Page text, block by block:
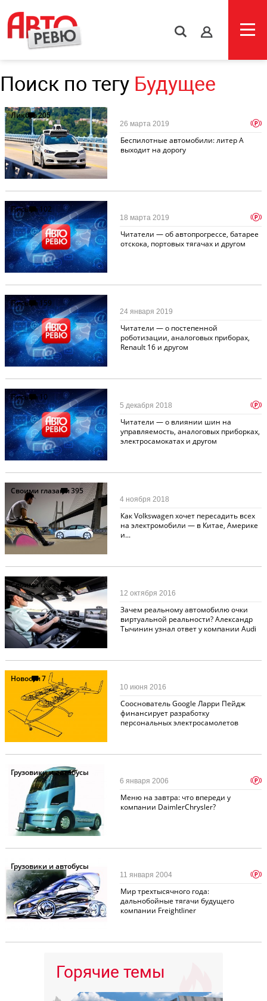
s
Поиск по тегу Будущее
Ликбез205
Беспилотные автомобили: литер А
выходит на дорогу
26 марта 2019 p
Письма102
Читатели — об автопрогрессе, батарее
отскока, портовых тягачах и другом
18 марта 2019 p
Письма159
Читатели — о постепенной
роботизации, аналоговых приборах,
Renault 16 и другом
24 января 2019
Письма10
Читатели — о влиянии шин на
управляемость, аналоговых приборках,
электросамокатах и другом
5 декабря 2018 p
Своими глазами395
Как Volkswagen хочет пересадить всех
на электромобили — в Китае, Америке
и...
4 ноября 2018
Своими глазами85
Зачем реальному автомобилю очки
виртуальной реальности? Александр
Тычинин узнал ответ у компании Audi
12 октября 2016
Новости7
Сооснователь Google Ларри Пейдж
финансирует разработку
персональных электросамолетов
10 июня 2016
Грузовики и автобусы
Меню на завтра: что впереди у
компании DaimlerChrysler?
6 января 2006 p
Грузовики и автобусы
Мир трехтысячного года:
дальнобойные тягачи будущего
компании Freightliner
11 января 2004 p
Горячие темы